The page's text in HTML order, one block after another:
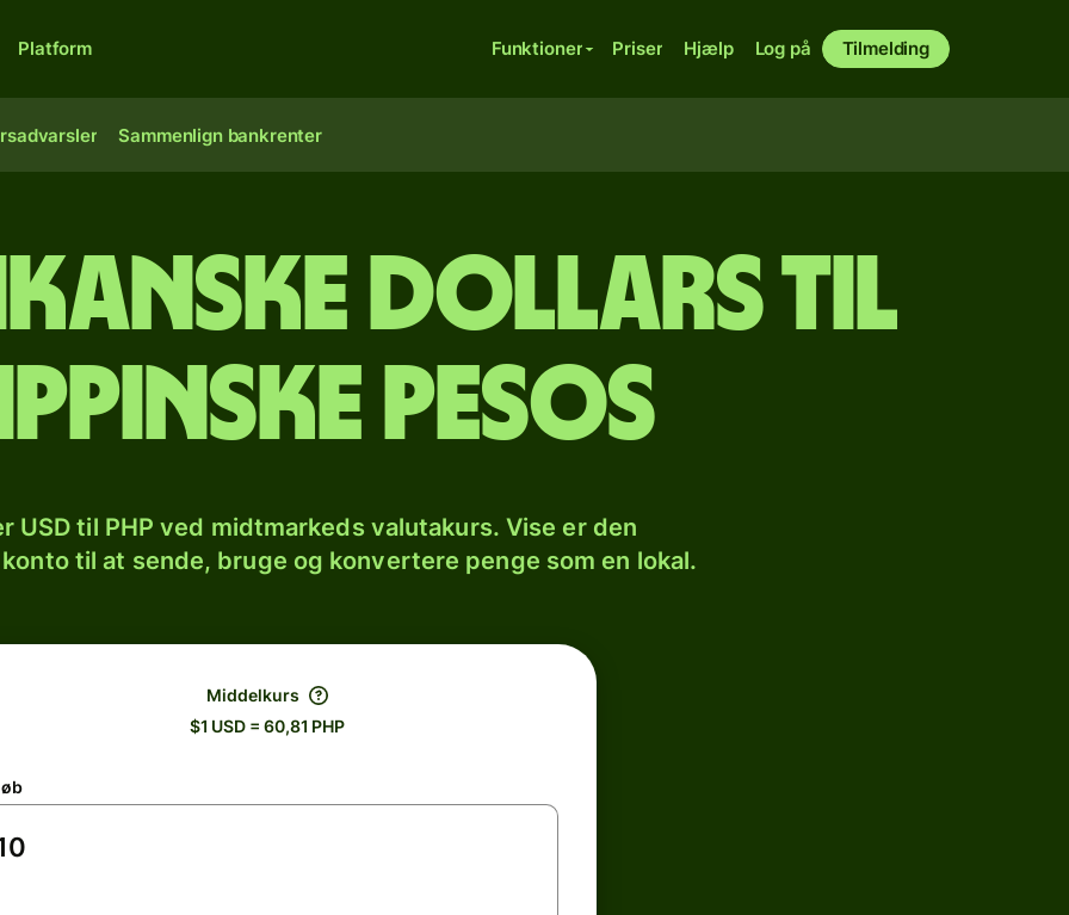
Platform Funktioner Priser Hjælp Log på Tilmelding
Sammenlign bankrenter
dollars til
pesos
USD til PHP ved midtmarkeds valutakurs. Vise er den
til at sende, bruge og konvertere penge som en lokal.
Middelkurs
$1 USD = 60,81 PHP